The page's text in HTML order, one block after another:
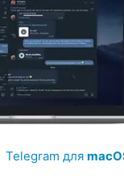
Telegram для